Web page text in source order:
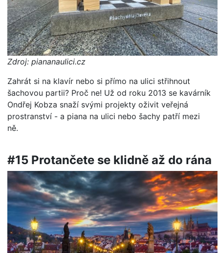
Zdroj: piananaulici.cz
Zahrát si na klavír nebo si přímo na ulici střihnout
šachovou partii? Proč ne! Už od roku 2013 se kavárník
Ondřej Kobza snaží svými projekty oživit veřejná
prostranství - a piana na ulici nebo šachy patří mezi
ně.
#15 Protančete se klidně až do rána